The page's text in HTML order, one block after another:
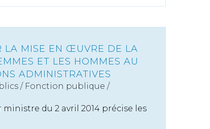
LA MISE EN ŒUVRE DE LA
ET LES HOMMES AU
ADMINISTRATIVES
/ Fonction publique /
du 2 avril 2014 précise les